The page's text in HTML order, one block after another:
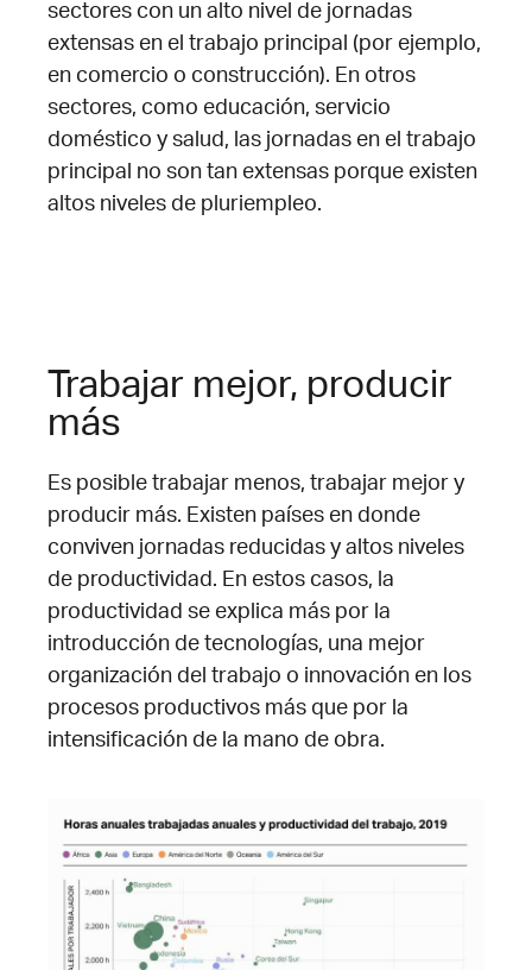
sectores con un alto nivel de jornadas
extensas en el trabajo principal (por ejemplo,
en comercio o construcción). En otros
sectores, como educación, servicio
doméstico y salud, las jornadas en el trabajo
principal no son tan extensas porque existen
altos niveles de pluriempleo.
Trabajar mejor, producir
más
Es posible trabajar menos, trabajar mejor y
producir más. Existen países en donde
conviven jornadas reducidas y altos niveles
de productividad. En estos casos, la
productividad se explica más por la
introducción de tecnologías, una mejor
organización del trabajo o innovación en los
procesos productivos más que por la
intensificación de la mano de obra.